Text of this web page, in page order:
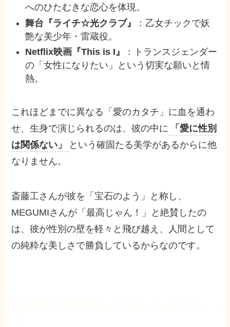
へのひたむきな恋心を体現。
舞台『ライチ☆光クラブ』
：乙女チックで妖
艶な美少年・雷蔵役。
Netflix映画『This is I』
：トランスジェンダー
の「女性になりたい」という切実な願いと情
熱。
これほどまでに異なる「愛のカタチ」に血を通わ
せ、生身で演じられるのは、彼の中に
「愛に性別
は関係ない」
という確固たる美学があるからに他
なりません。
斎藤工さんが彼を「宝石のよう」と称し、
MEGUMIさんが「最高じゃん！」と絶賛したの
は、彼が性別の壁を軽々と飛び越え、人間として
の純粋な美しさで勝負しているからなのです。